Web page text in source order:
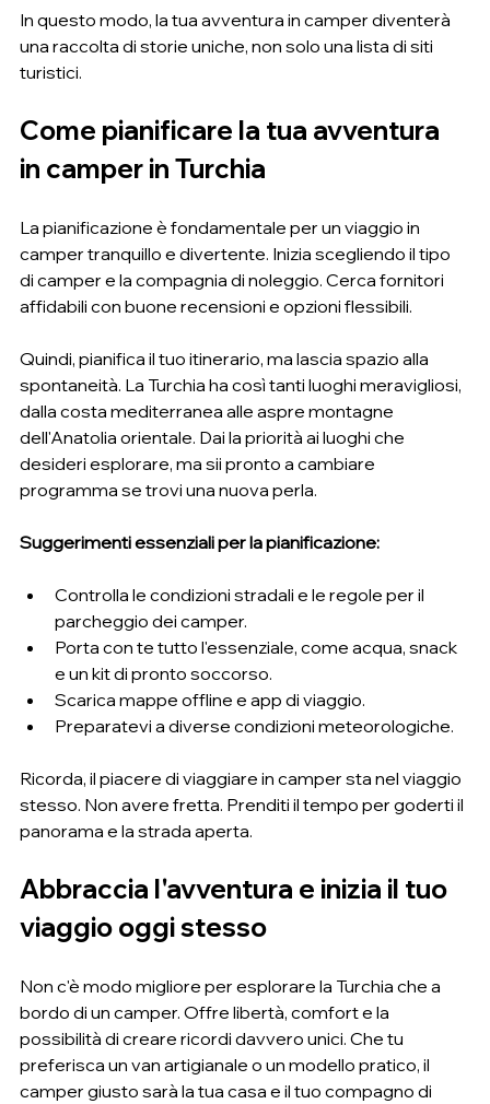
In questo modo, la tua avventura in camper diventerà
una raccolta di storie uniche, non solo una lista di siti
turistici.
Come pianificare la tua avventura
in camper in Turchia
La pianificazione è fondamentale per un viaggio in
camper tranquillo e divertente. Inizia scegliendo il tipo
di camper e la compagnia di noleggio. Cerca fornitori
affidabili con buone recensioni e opzioni flessibili.
Quindi, pianifica il tuo itinerario, ma lascia spazio alla
spontaneità. La Turchia ha così tanti luoghi meravigliosi,
dalla costa mediterranea alle aspre montagne
dell'Anatolia orientale. Dai la priorità ai luoghi che
desideri esplorare, ma sii pronto a cambiare
programma se trovi una nuova perla.
Suggerimenti essenziali per la pianificazione:
Controlla le condizioni stradali e le regole per il
parcheggio dei camper.
Porta con te tutto l'essenziale, come acqua, snack
e un kit di pronto soccorso.
Scarica mappe offline e app di viaggio.
Preparatevi a diverse condizioni meteorologiche.
Ricorda, il piacere di viaggiare in camper sta nel viaggio
stesso. Non avere fretta. Prenditi il ​​tempo per goderti il ​​
panorama e la strada aperta.
Abbraccia l'avventura e inizia il tuo
viaggio oggi stesso
Non c'è modo migliore per esplorare la Turchia che a
bordo di un camper. Offre libertà, comfort e la
possibilità di creare ricordi davvero unici. Che tu
preferisca un van artigianale o un modello pratico, il
camper giusto sarà la tua casa e il tuo compagno di